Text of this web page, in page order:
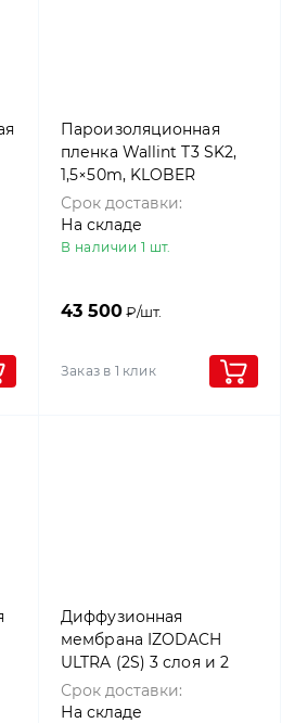
Пароизоляционная
пленка Wallint T3 SK2,
1,5×50m, KLOBER
Срок доставки:
На складе
В наличии 1 шт.
43 500₽/шт.
Заказ в 1 клик
Диффузионная
мембрана IZODACH
ULTRA (2S) 3 слоя и 2
клейкие полосы,(1,5 м х
50 м), 4roof
Срок доставки:
На складе